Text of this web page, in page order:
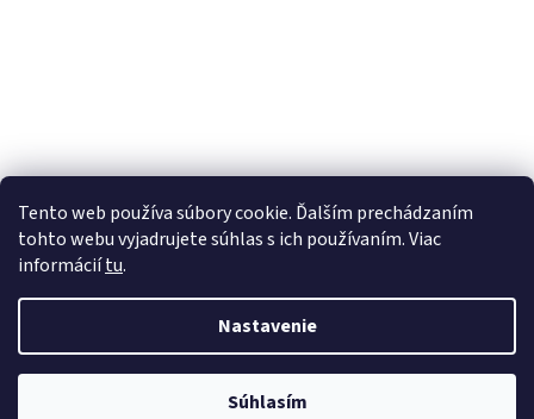
Tento web používa súbory cookie. Ďalším prechádzaním
tohto webu vyjadrujete súhlas s ich používaním. Viac
informáciítu.
Nastavenie
Súhlasím
Vytvoril Shoptet
instick.sk. Všetky práva vyhradené.